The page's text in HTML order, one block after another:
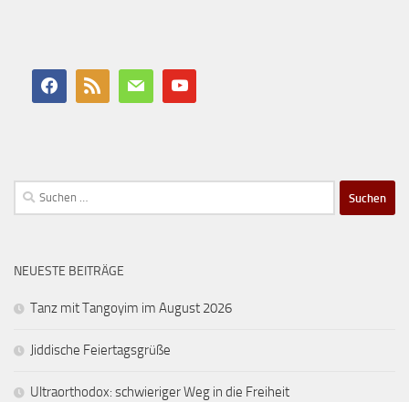
Suchen
nach:
NEUESTE BEITRÄGE
Tanz mit Tangoyim im August 2026
Jiddische Feiertagsgrüße
Ultraorthodox: schwieriger Weg in die Freiheit